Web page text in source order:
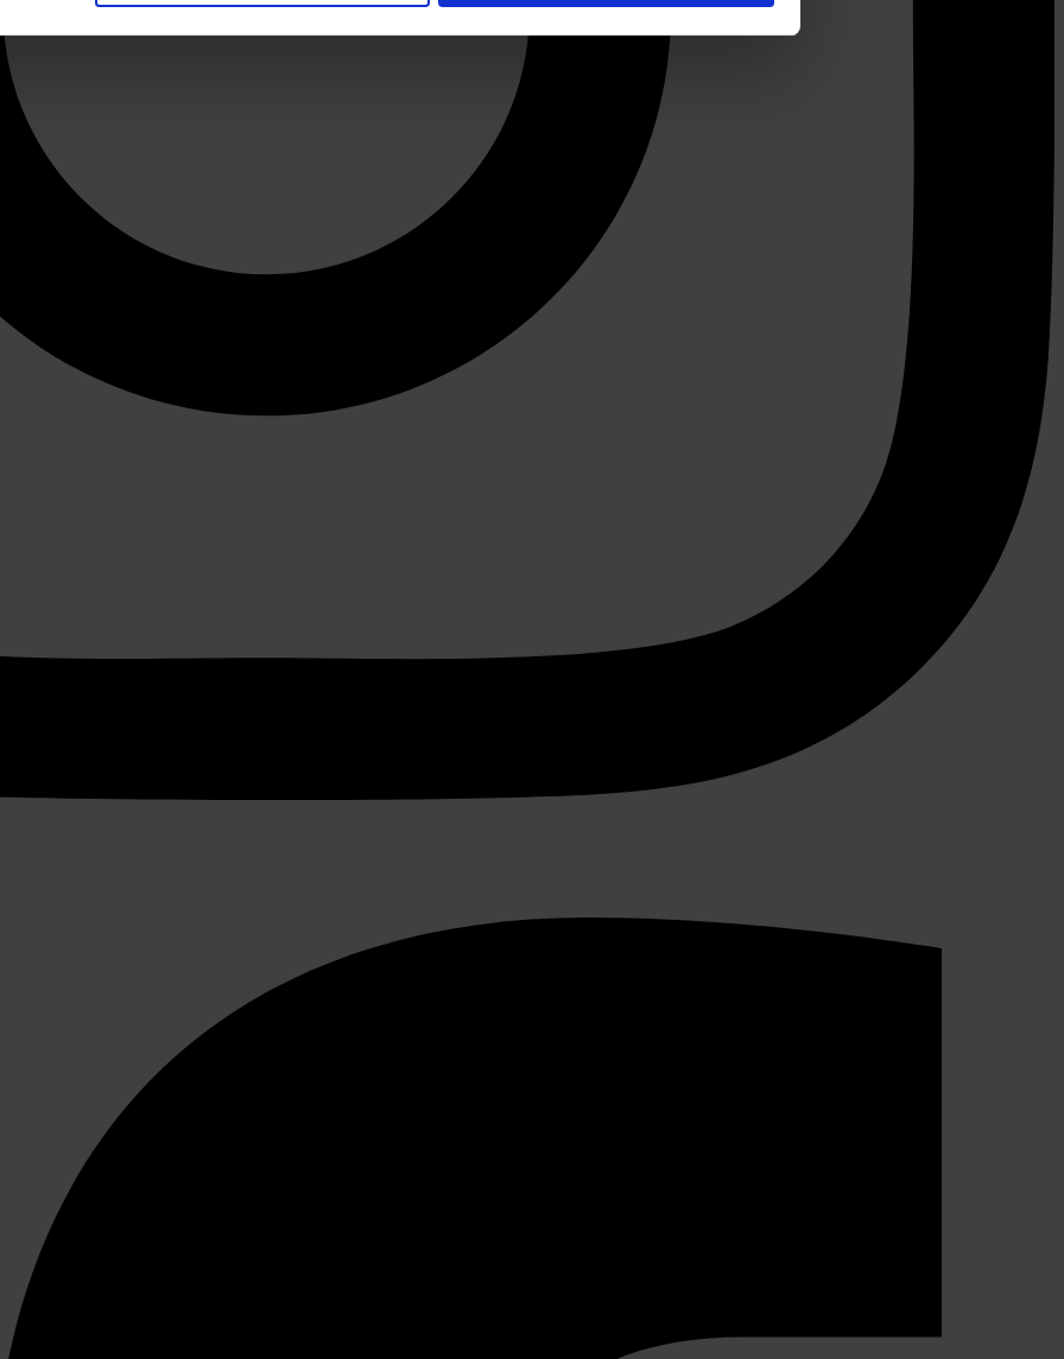
en advertenties te personaliseren, om functies voor social media te bieden en om ons
Ook delen we informatie over uw gebruik van onze site met onze partners voor social
Deze partners kunnen deze gegevens combineren met andere informatie die u aan ze heeft
op basis van uw gebruik van hun services.